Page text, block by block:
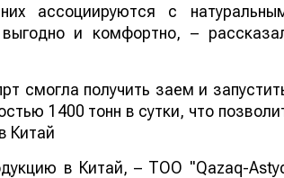
ассоциируются с
и комфортно, –
смогла получить заем и
1400 тонн в сутки, что
Китай
в Китай, – ТОО "Qazaq-